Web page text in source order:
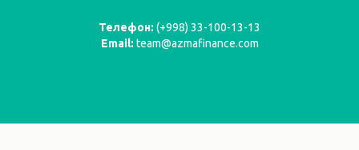
Телефон: (+998) 33-100-13-13
Email: team@azmafinance.com